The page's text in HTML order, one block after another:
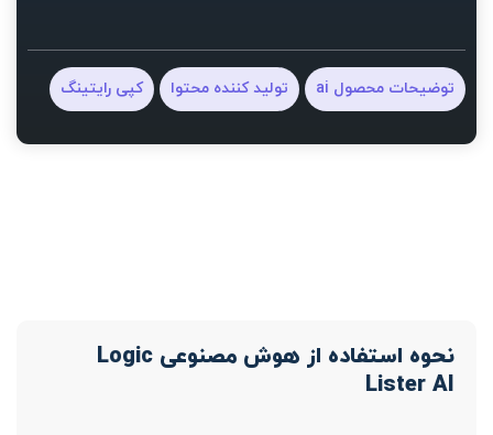
توضیحات محصول ai تولید کننده محتوا کپی رایتینگ
نحوه استفاده از هوش مصنوعی Logic
Lister AI